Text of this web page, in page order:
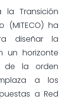
la Transición
(MITECO) ha
diseñar la
un horizonte
de la orden
a los
a Red